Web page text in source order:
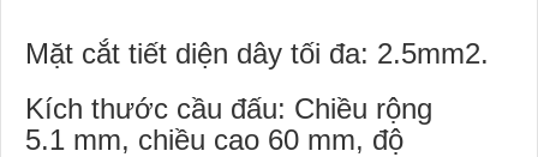
Mặt cắt tiết diện dây tối đa: 2.5mm2.
Kích thước cầu đấu: Chiều rộng
5.1 mm, chiều cao 60 mm, độ